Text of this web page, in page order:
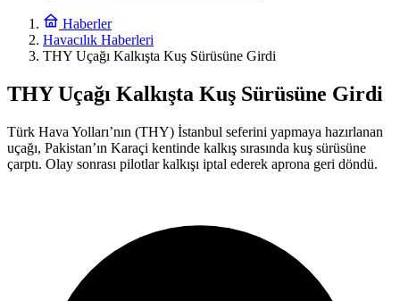
Haberler
Havacılık Haberleri
THY Uçağı Kalkışta Kuş Sürüsüne Girdi
THY Uçağı Kalkışta Kuş Sürüsüne Girdi
Türk Hava Yolları’nın (THY) İstanbul seferini yapmaya hazırlanan
uçağı, Pakistan’ın Karaçi kentinde kalkış sırasında kuş sürüsüne
çarptı. Olay sonrası pilotlar kalkışı iptal ederek aprona geri döndü.